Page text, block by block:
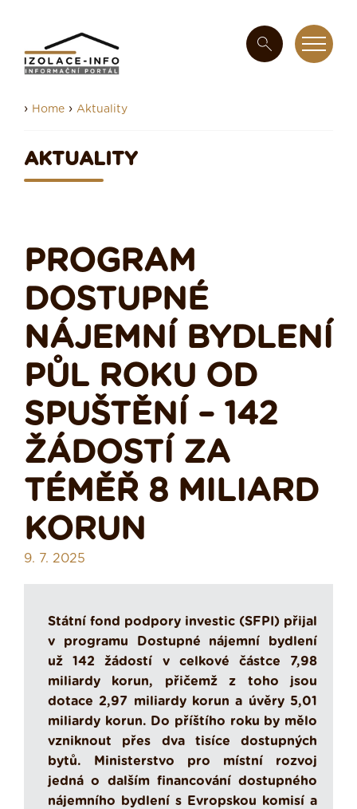
› Home › Aktuality
AKTUALITY
PROGRAM
DOSTUPNÉ
NÁJEMNÍ BYDLENÍ
PŮL ROKU OD
SPUŠTĚNÍ – 142
ŽÁDOSTÍ ZA
TÉMĚŘ 8 MILIARD
KORUN
9. 7. 2025
Státní fond podpory investic (SFPI) přijal
v programu Dostupné nájemní bydlení
už 142 žádostí v celkové částce 7,98
miliardy korun, přičemž z toho jsou
dotace 2,97 miliardy korun a úvěry 5,01
miliardy korun. Do příštího roku by mělo
vzniknout přes dva tisíce dostupných
bytů. Ministerstvo pro místní rozvoj
jedná o dalším financování dostupného
nájemního bydlení s Evropskou komisí a